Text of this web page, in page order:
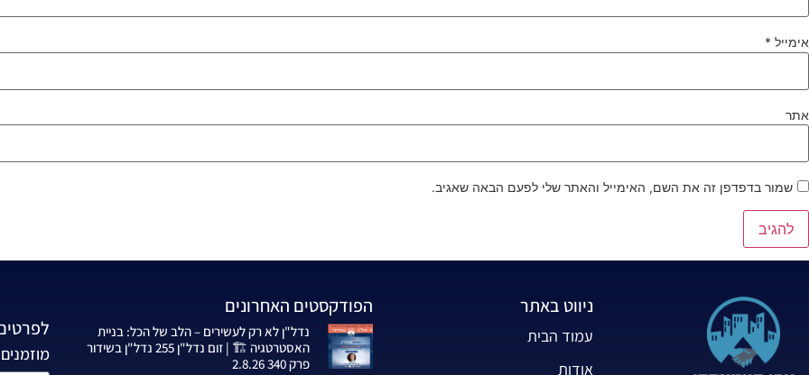
אימייל *
אתר
שמור בדפדפן זה את השם, האימייל והאתר שלי לפעם הבאה שאגיב.
ניווט באתר
עמוד הבית
אודות
הפודקסטים האחרונים
נדל"ן לא רק לעשירים – הלב של הכל: בניית
האסטרטגיה 🏗️ | זום נדל"ן 255 נדל"ן בשידור
פרק 340 2.8.26